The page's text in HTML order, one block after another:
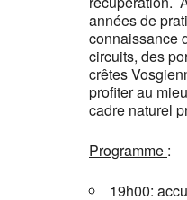
années de
connaissance
circuits, des
crêtes
profiter au
cadre naturel
Programme :
19h00: